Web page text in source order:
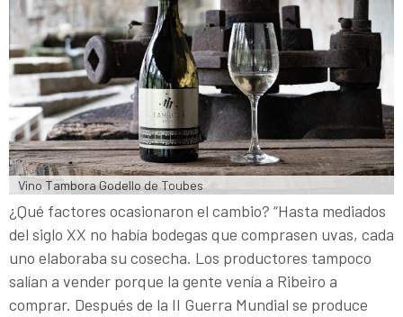
Vino Tambora Godello de Toubes
¿Qué factores ocasionaron el cambio? “Hasta mediados
del siglo XX no había bodegas que comprasen uvas, cada
uno elaboraba su cosecha. Los productores tampoco
salían a vender porque la gente venía a Ribeiro a
comprar. Después de la II Guerra Mundial se produce